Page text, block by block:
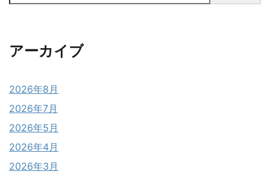
アーカイブ
2026年8月
2026年7月
2026年5月
2026年4月
2026年3月